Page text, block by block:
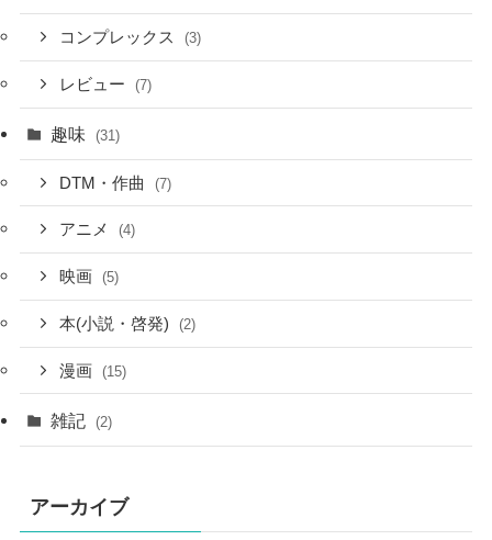
コンプレックス (3)
レビュー (7)
趣味 (31)
DTM・作曲 (7)
アニメ (4)
映画 (5)
本(小説・啓発) (2)
漫画 (15)
雑記 (2)
アーカイブ